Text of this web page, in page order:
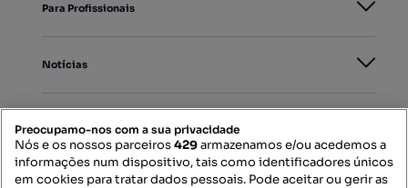
Para Profissionais
Notícias
Mapa do Site
Preocupamo-nos com a sua privacidade
Nós e os nossos parceiros429armazenamos e/ou acedemos a
informações num dispositivo, tais como identificadores únicos
em cookies para tratar dados pessoais. Pode aceitar ou gerir as